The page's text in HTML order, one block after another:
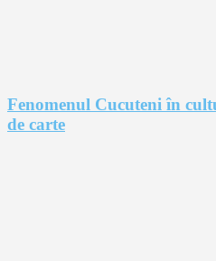
Fenomenul Cucuteni în
de carte